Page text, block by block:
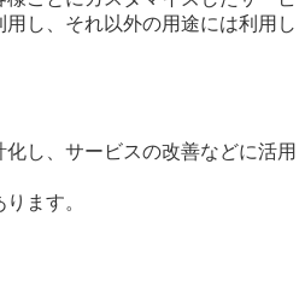
し、それ以外の用途には利用し
し、サービスの改善などに活用
ます。